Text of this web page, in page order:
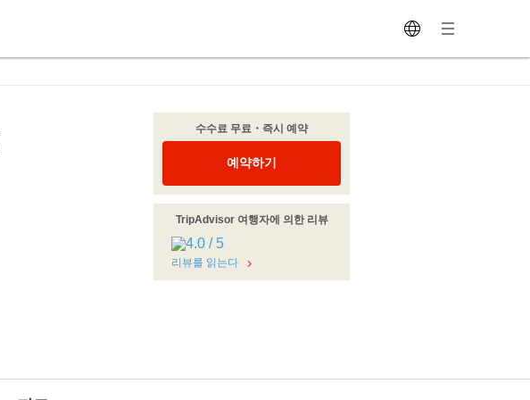
수수료 무료・즉시 예약
예약하기
TripAdvisor 여행자에 의한 리뷰
리뷰를 읽는다